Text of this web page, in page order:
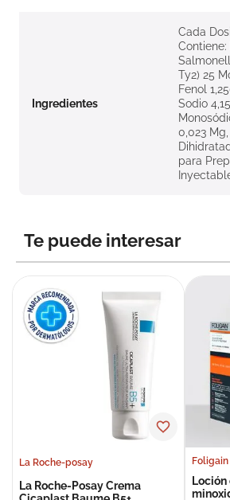
Ingredientes
Cada
Ty2) 25
Fenol
Sodio
0,023
para
Te puede interesar
La Roche-posay
La Roche-Posay Crema
Foligain